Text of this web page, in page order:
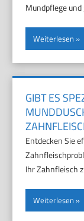
Mundpflege
Weiterlesen
GIBT ES
Entdecken Sie
Ihr Zahnfleisch
Weiterlesen